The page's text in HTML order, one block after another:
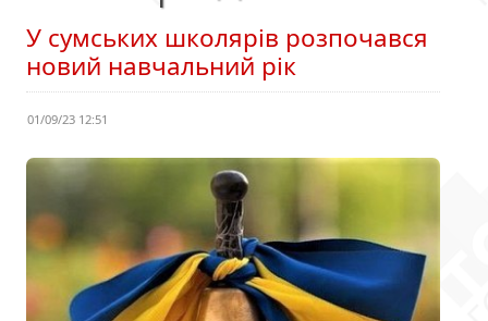
У сумських школярів розпочався
новий навчальний рік
01/09/23 12:51